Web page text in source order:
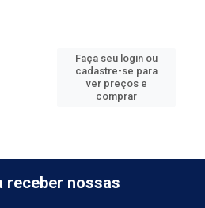
Faça seu login ou
cadastre-se para
ver preços e
comprar
receber nossas